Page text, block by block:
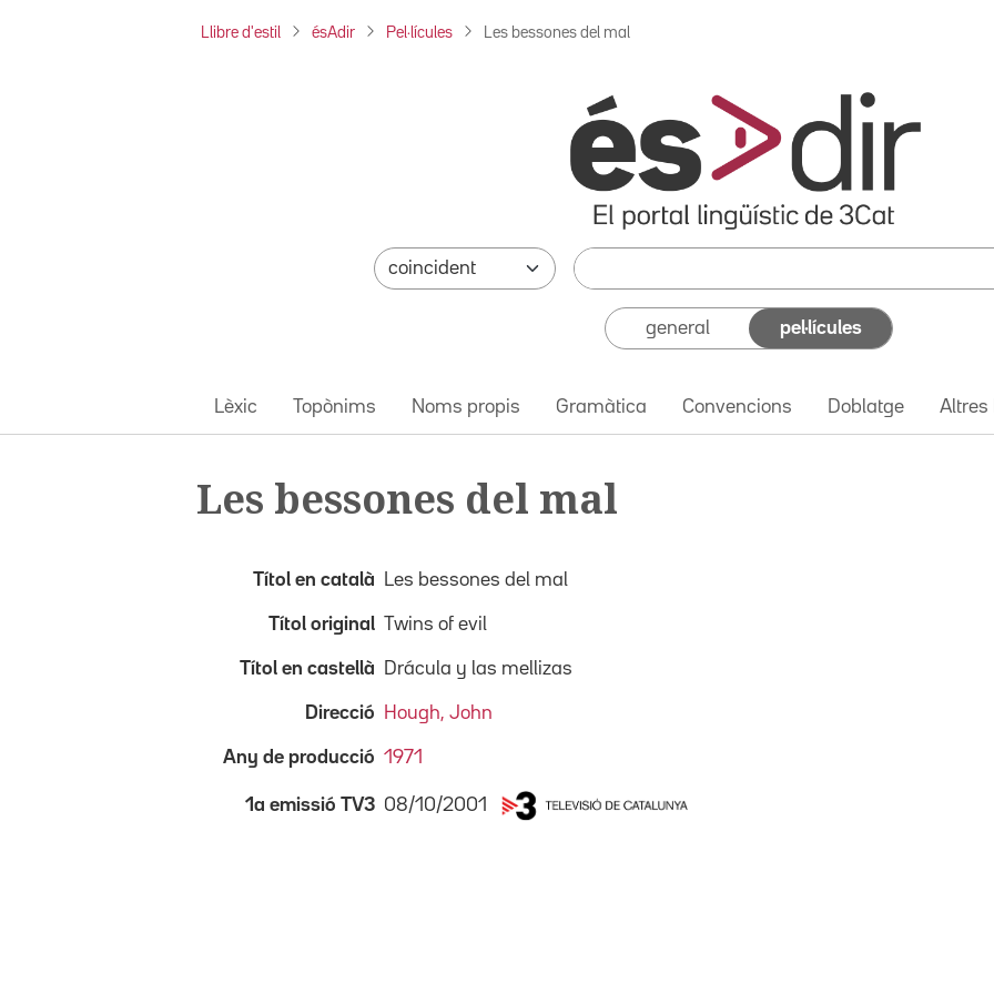
Llibre d'estil ésAdir Pel·lícules Les bessones del mal
general pel·lícules
Lèxic Topònims Noms propis Gramàtica Convencions Doblatge Altres
Les bessones del mal
Títol en català Les bessones del mal
Títol original Twins of evil
Títol en castellà Drácula y las mellizas
Direcció Hough, John
Any de producció 1971
1a emissió TV3 08/10/2001